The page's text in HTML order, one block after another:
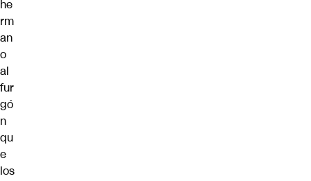
he
rm
an
o
al
fur
gó
n
qu
e
los